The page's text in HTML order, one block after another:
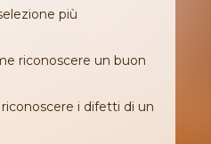
più
riconoscere un buon
i difetti di un